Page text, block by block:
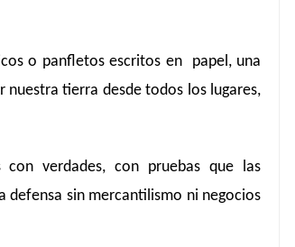
o panfletos escritos en papel, una
nuestra tierra desde todos los lugares,
con verdades, con pruebas que las
defensa sin mercantilismo ni negocios